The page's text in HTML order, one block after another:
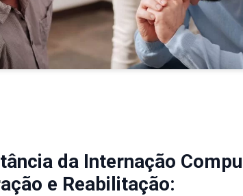
da Internação
e Reabilitação: